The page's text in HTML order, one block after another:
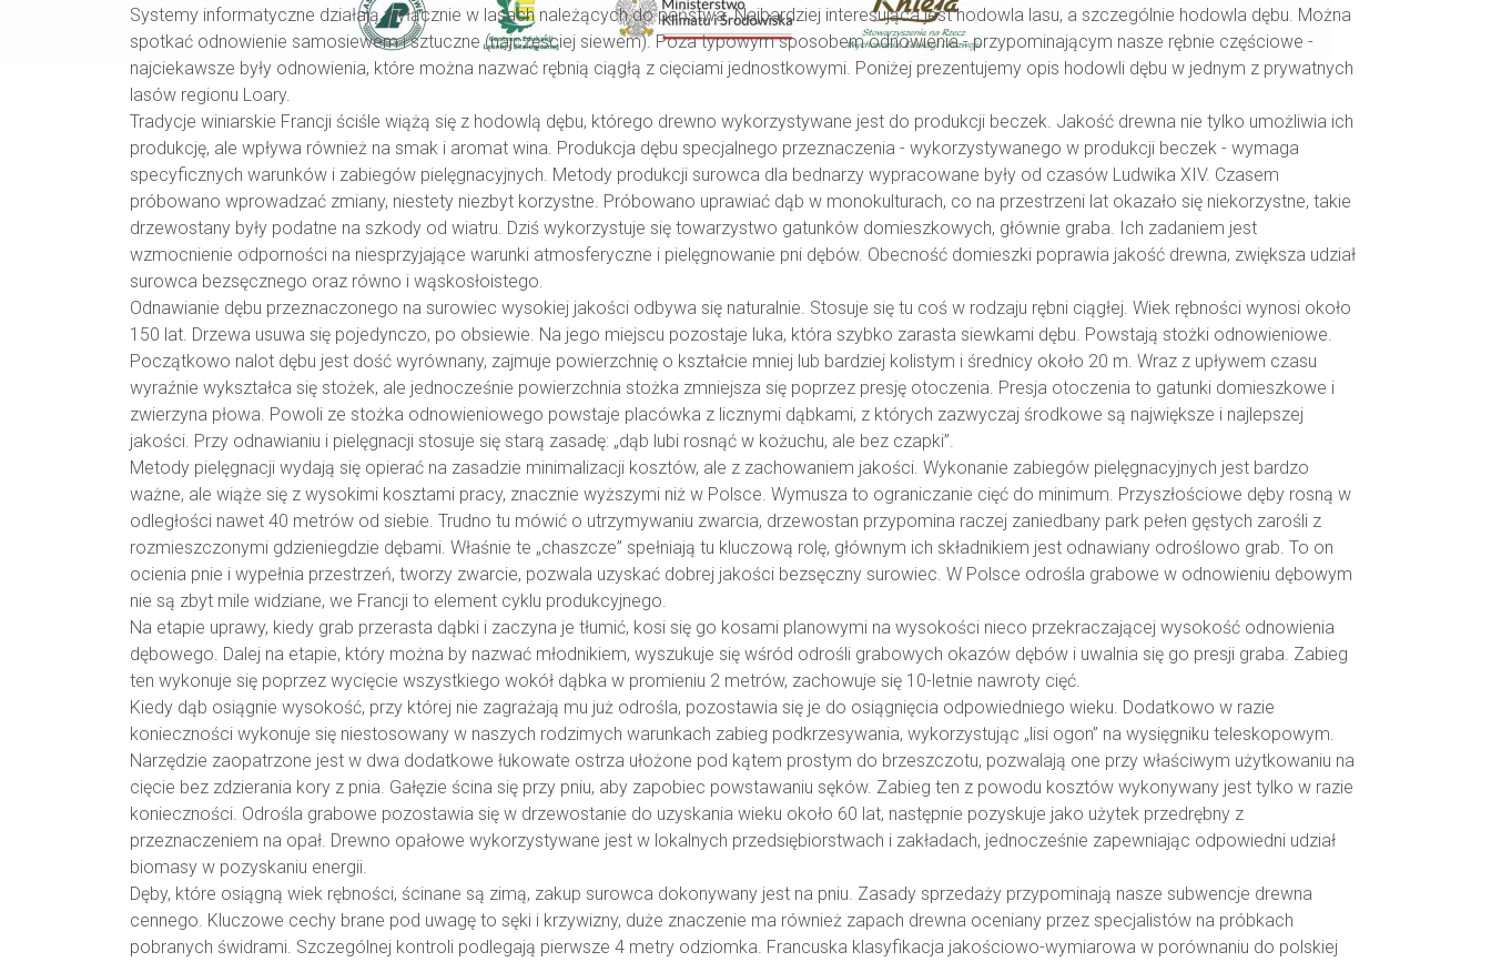
Systemy informatyczne działają wyłącznie w lasach należących do państwa. Najbardziej interesująca jest hodowla lasu, a szczególnie hodowla dębu. Można
spotkać odnowienie samosiewem i sztuczne (najczęściej siewem). Poza typowym sposobem odnowienia - przypominającym nasze rębnie częściowe -
najciekawsze były odnowienia, które można nazwać rębnią ciągłą z cięciami jednostkowymi. Poniżej prezentujemy opis hodowli dębu w jednym z prywatnych
lasów regionu Loary.
Tradycje winiarskie Francji ściśle wiążą się z hodowlą dębu, którego drewno wykorzystywane jest do produkcji beczek. Jakość drewna nie tylko umożliwia ich
produkcję, ale wpływa również na smak i aromat wina. Produkcja dębu specjalnego przeznaczenia - wykorzystywanego w produkcji beczek - wymaga
specyficznych warunków i zabiegów pielęgnacyjnych. Metody produkcji surowca dla bednarzy wypracowane były od czasów Ludwika XIV. Czasem
próbowano wprowadzać zmiany, niestety niezbyt korzystne. Próbowano uprawiać dąb w monokulturach, co na przestrzeni lat okazało się niekorzystne, takie
drzewostany były podatne na szkody od wiatru. Dziś wykorzystuje się towarzystwo gatunków domieszkowych, głównie graba. Ich zadaniem jest
wzmocnienie odporności na niesprzyjające warunki atmosferyczne i pielęgnowanie pni dębów. Obecność domieszki poprawia jakość drewna, zwiększa udział
surowca bezsęcznego oraz równo i wąskosłoistego.
Odnawianie dębu przeznaczonego na surowiec wysokiej jakości odbywa się naturalnie. Stosuje się tu coś w rodzaju rębni ciągłej. Wiek rębności wynosi około
150 lat. Drzewa usuwa się pojedynczo, po obsiewie. Na jego miejscu pozostaje luka, która szybko zarasta siewkami dębu. Powstają stożki odnowieniowe.
Początkowo nalot dębu jest dość wyrównany, zajmuje powierzchnię o kształcie mniej lub bardziej kolistym i średnicy około 20 m. Wraz z upływem czasu
wyraźnie wykształca się stożek, ale jednocześnie powierzchnia stożka zmniejsza się poprzez presję otoczenia. Presja otoczenia to gatunki domieszkowe i
zwierzyna płowa. Powoli ze stożka odnowieniowego powstaje placówka z licznymi dąbkami, z których zazwyczaj środkowe są największe i najlepszej
jakości. Przy odnawianiu i pielęgnacji stosuje się starą zasadę: „dąb lubi rosnąć w kożuchu, ale bez czapki”.
Metody pielęgnacji wydają się opierać na zasadzie minimalizacji kosztów, ale z zachowaniem jakości. Wykonanie zabiegów pielęgnacyjnych jest bardzo
ważne, ale wiąże się z wysokimi kosztami pracy, znacznie wyższymi niż w Polsce. Wymusza to ograniczanie cięć do minimum. Przyszłościowe dęby rosną w
odległości nawet 40 metrów od siebie. Trudno tu mówić o utrzymywaniu zwarcia, drzewostan przypomina raczej zaniedbany park pełen gęstych zarośli z
rozmieszczonymi gdzieniegdzie dębami. Właśnie te „chaszcze” spełniają tu kluczową rolę, głównym ich składnikiem jest odnawiany odroślowo grab. To on
ocienia pnie i wypełnia przestrzeń, tworzy zwarcie, pozwala uzyskać dobrej jakości bezsęczny surowiec. W Polsce odrośla grabowe w odnowieniu dębowym
nie są zbyt mile widziane, we Francji to element cyklu produkcyjnego.
Na etapie uprawy, kiedy grab przerasta dąbki i zaczyna je tłumić, kosi się go kosami planowymi na wysokości nieco przekraczającej wysokość odnowienia
dębowego. Dalej na etapie, który można by nazwać młodnikiem, wyszukuje się wśród odrośli grabowych okazów dębów i uwalnia się go presji graba. Zabieg
ten wykonuje się poprzez wycięcie wszystkiego wokół dąbka w promieniu 2 metrów, zachowuje się 10-letnie nawroty cięć.
Kiedy dąb osiągnie wysokość, przy której nie zagrażają mu już odrośla, pozostawia się je do osiągnięcia odpowiedniego wieku. Dodatkowo w razie
konieczności wykonuje się niestosowany w naszych rodzimych warunkach zabieg podkrzesywania, wykorzystując „lisi ogon” na wysięgniku teleskopowym.
Narzędzie zaopatrzone jest w dwa dodatkowe łukowate ostrza ułożone pod kątem prostym do brzeszczotu, pozwalają one przy właściwym użytkowaniu na
cięcie bez zdzierania kory z pnia. Gałęzie ścina się przy pniu, aby zapobiec powstawaniu sęków. Zabieg ten z powodu kosztów wykonywany jest tylko w razie
konieczności. Odrośla grabowe pozostawia się w drzewostanie do uzyskania wieku około 60 lat, następnie pozyskuje jako użytek przedrębny z
przeznaczeniem na opał. Drewno opałowe wykorzystywane jest w lokalnych przedsiębiorstwach i zakładach, jednocześnie zapewniając odpowiedni udział
biomasy w pozyskaniu energii.
Dęby, które osiągną wiek rębności, ścinane są zimą, zakup surowca dokonywany jest na pniu. Zasady sprzedaży przypominają nasze subwencje drewna
cennego. Kluczowe cechy brane pod uwagę to sęki i krzywizny, duże znaczenie ma również zapach drewna oceniany przez specjalistów na próbkach
pobranych świdrami. Szczególnej kontroli podlegają pierwsze 4 metry odziomka. Francuska klasyfikacja jakościowo-wymiarowa w porównaniu do polskiej